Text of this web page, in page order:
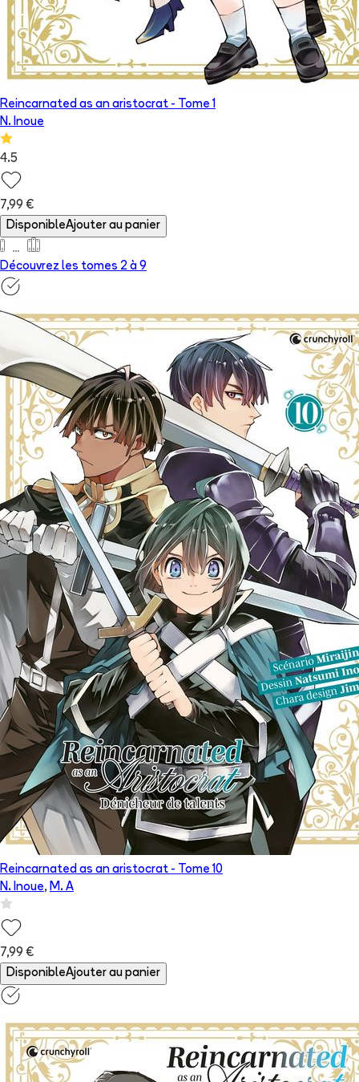
Reincarnated as an aristocrat - Tome 1
N. Inoue
4.5
7,99 €
DisponibleAjouter au panier
Découvrez les tomes 2 à 9
Reincarnated as an aristocrat - Tome 10
N. Inoue, M. A
7,99 €
DisponibleAjouter au panier